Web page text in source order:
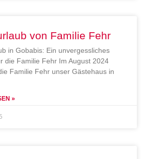
von Familie Fehr
in Gobabis: Ein unvergessliches
die Familie Fehr Im August 2024
Familie Fehr unser Gästehaus in
»